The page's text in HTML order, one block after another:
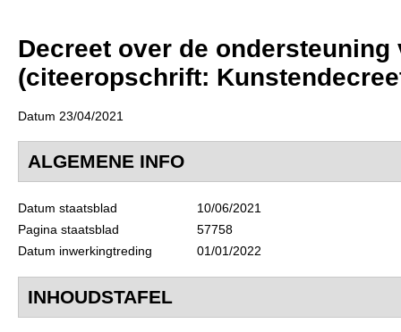
Decreet over de
(citeeropschrift:
Datum 23/04/2021
ALGEMENE INFO
Datum staatsblad
10/06/2021
Pagina staatsblad
57758
Datum inwerkingtreding
01/01/2022
INHOUDSTAFEL